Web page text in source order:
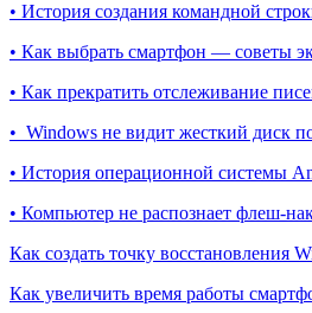
• История создания командной
• Как выбрать смартфон — советы
• Как прекратить отслеживание
• Windows не видит жесткий диск
• История операционной системы
• Компьютер не распознает флеш-
Как создать точку восстановления
Как увеличить время работы